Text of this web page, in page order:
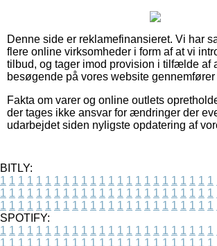
Denne side er reklamefinansieret. Vi har
flere online virksomheder i form af at vi
tilbud, og tager imod provision i tilfælde af
besøgende på vores website gennemfører
Fakta om varer og online outlets
der tages ikke ansvar for ændringer der
udarbejdet siden nyligste opdatering af
BITLY:
1 1 1 1 1 1 1 1 1 1 1 1 1 1 1 1 1 1 1 1 1 1 1 1
1 1 1 1 1 1 1 1 1 1 1 1 1 1 1 1 1 1 1 1 1 1 1 1
1 1 1 1 1 1 1 1 1 1 1 1 1 1 1 1 1 1 1 1 1 1 1 1
SPOTIFY:
1 1 1 1 1 1 1 1 1 1 1 1 1 1 1 1 1 1 1 1 1 1 1 1
1 1 1 1 1 1 1 1 1 1 1 1 1 1 1 1 1 1 1 1 1 1 1 1